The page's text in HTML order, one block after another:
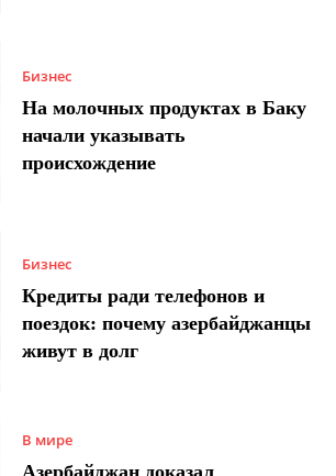
Бизнес
На молочных продуктах в Баку
начали указывать
происхождение
Бизнес
Кредиты ради телефонов и
поездок: почему азербайджанцы
живут в долг
В мире
Азербайджан доказал